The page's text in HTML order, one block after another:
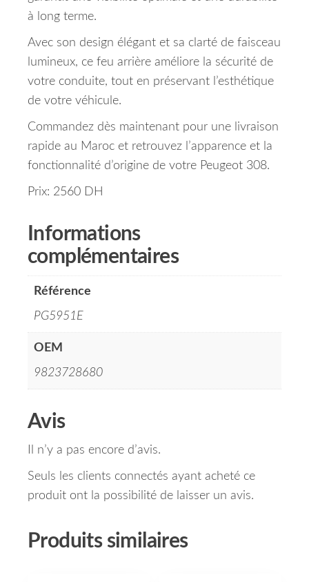
à long terme.
Avec son design élégant et sa clarté de faisceau
lumineux, ce feu arrière améliore la sécurité de
votre conduite, tout en préservant l’esthétique
de votre véhicule.
Commandez dès maintenant pour une livraison
rapide au Maroc et retrouvez l’apparence et la
fonctionnalité d’origine de votre Peugeot 308.
Prix: 2560 DH
Informations
complémentaires
Référence
PG5951E
OEM
9823728680
Avis
Il n’y a pas encore d’avis.
Seuls les clients connectés ayant acheté ce
produit ont la possibilité de laisser un avis.
Produits similaires